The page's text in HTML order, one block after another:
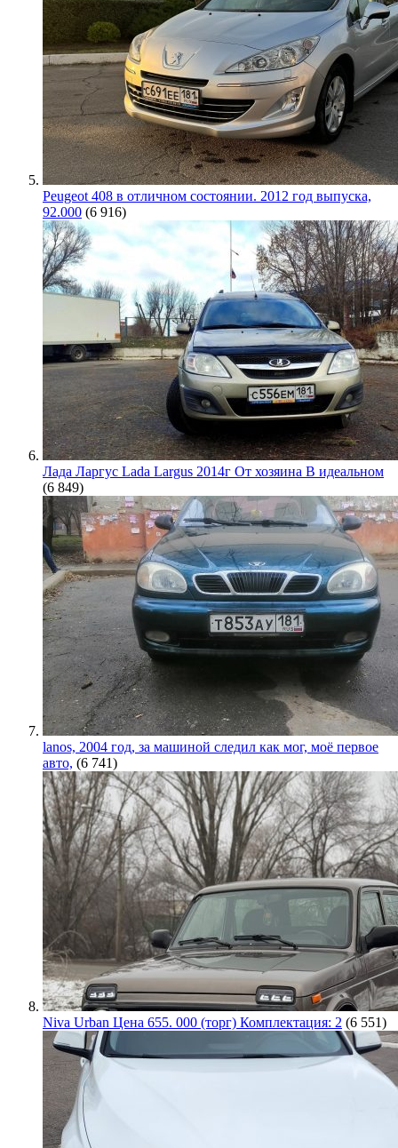
Peugeot 408 в отличном состоянии. 2012 год выпуска,
92.000 (6 916)
Лада Ларгус Lada Largus 2014г От хозяина В идеальном
(6 849)
lanos, 2004 год, за машиной следил как мог, моё первое
авто, (6 741)
Niva Urban Цена 655. 000 (торг) Комплектация: 2 (6 551)